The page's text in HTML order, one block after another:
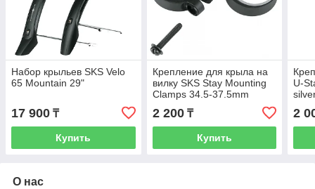
Набор крыльев SKS Velo
65 Mountain 29"
17 900 ₸
Купить
Крепление для крыла на
вилку SKS Stay Mounting
Clamps 34.5-37.5mm
(2pcs),black
2 200₸
Купить
U-
2
О нас